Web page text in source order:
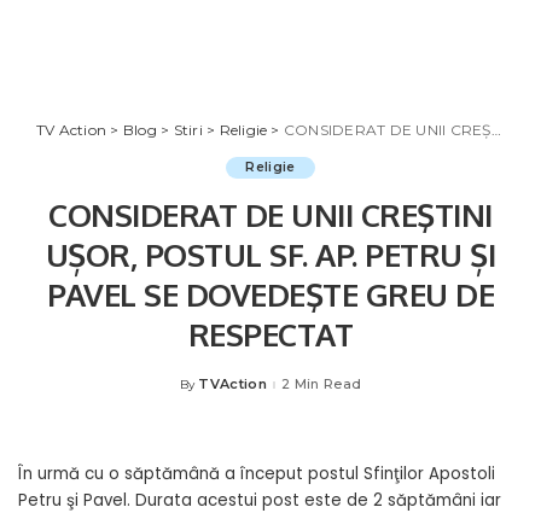
TV Action > Blog > Stiri > Religie > CONSIDERAT DE UNII CREŞTINI UȘOR, POSTUL SF. AP. PETRU ȘI PAVEL SE DOVEDEŞTE GREU DE RESPECTAT
Religie
CONSIDERAT DE UNII CREŞTINI
UȘOR, POSTUL SF. AP. PETRU ȘI
PAVEL SE DOVEDEŞTE GREU DE
RESPECTAT
Posted
By TVAction 2 Min Read
În urmă cu o săptămână a început postul Sfinţilor Apostoli
Petru şi Pavel. Durata acestui post este de 2 săptămâni iar